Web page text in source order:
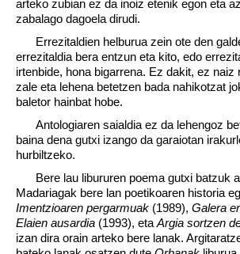
arteko zubian ez da inoiz etenik egon eta
zabalago dagoela dirudi.
Errezitaldien helburua zein ote den
errezitaldia bera entzun eta kito, edo
irtenbide, hona bigarrena. Ez dakit, ez naiz
zale eta lehena betetzen bada nahikotzat
baletor hainbat hobe.
Antologiaren saialdia ez da lehengoz
baina dena gutxi izango da garaiotan
hurbiltzeko.
Bere lau libururen poema gutxi batzuk
Madariagak bere lan poetikoaren historia
Imentzioaren pergarmuak (1989), Galera
Elaien ausardia (1993), etaArgia sortzen
izan dira orain arteko bere lanak.